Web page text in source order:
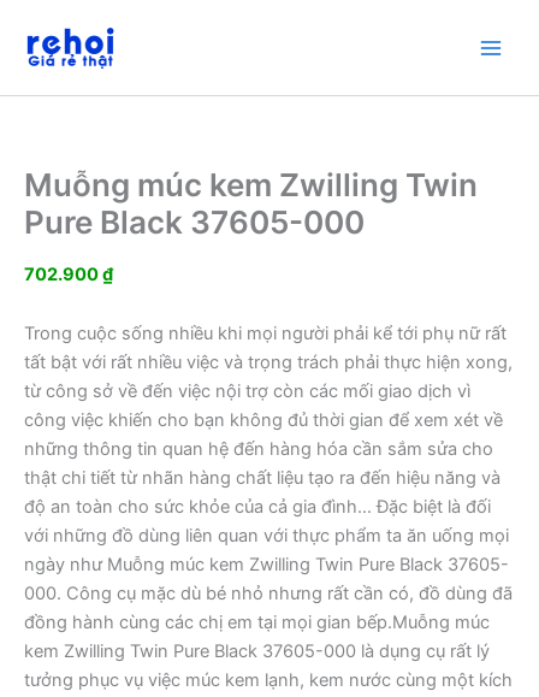
dung
Muỗng múc kem Zwilling Twin
Pure Black 37605-000
702.900₫
Trong cuộc sống nhiều khi mọi người phải kể tới phụ nữ rất
tất bật với rất nhiều việc và trọng trách phải thực hiện xong,
từ công sở về đến việc nội trợ còn các mối giao dịch vì
công việc khiến cho bạn không đủ thời gian để xem xét về
những thông tin quan hệ đến hàng hóa cần sắm sửa cho
thật chi tiết từ nhãn hàng chất liệu tạo ra đến hiệu năng và
độ an toàn cho sức khỏe của cả gia đình… Đặc biệt là đối
với những đồ dùng liên quan với thực phẩm ta ăn uống mọi
ngày như Muỗng múc kem Zwilling Twin Pure Black 37605-
000. Công cụ mặc dù bé nhỏ nhưng rất cần có, đồ dùng đã
đồng hành cùng các chị em tại mọi gian bếp.Muỗng múc
kem Zwilling Twin Pure Black 37605-000 là dụng cụ rất lý
tưởng phục vụ việc múc kem lạnh, kem nước cùng một kích